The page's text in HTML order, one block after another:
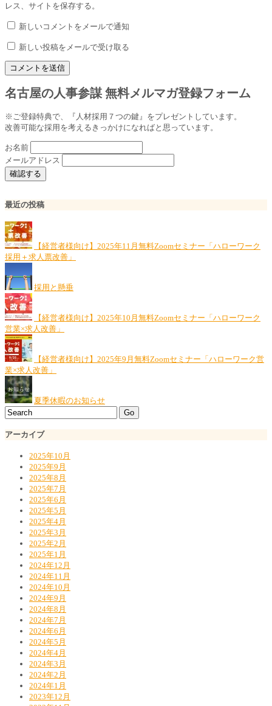
レス、サイトを保存する。
新しいコメントをメールで通知
新しい投稿をメールで受け取る
名古屋の人事参謀 無料メルマガ登録フォーム
※ご登録特典で、『人材採用７つの鍵』をプレゼントしています。
改善可能な採用を考えるきっかけになればと思っています。
お名前
メールアドレス
最近の投稿
【経営者様向け】2025年11月無料Zoomセミナー「ハローワーク
採用＋求人票改善」
採用と懸垂
【経営者様向け】2025年10月無料Zoomセミナー「ハローワーク
営業×求人改善」
【経営者様向け】2025年9月無料Zoomセミナー「ハローワーク営
業×求人改善」
夏季休暇のお知らせ
アーカイブ
2025年10月
2025年9月
2025年8月
2025年7月
2025年6月
2025年5月
2025年4月
2025年3月
2025年2月
2025年1月
2024年12月
2024年11月
2024年10月
2024年9月
2024年8月
2024年7月
2024年6月
2024年5月
2024年4月
2024年3月
2024年2月
2024年1月
2023年12月